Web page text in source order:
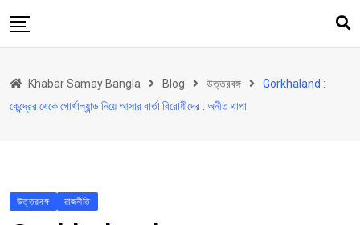
to
উত্তরবঙ্গ
আরও কিছু
Khabar Samay Bangla Blog উত্তরবঙ্গ
Gorkhaland :
কেন্দ্রের থেকে গোর্খাল্যান্ড নিয়ে আসার বার্তা বিরোধীদের : অনীত থাপা
উত্তরবঙ্গ রাজনীতি